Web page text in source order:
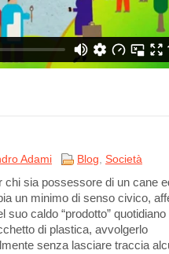
Adami Blog, Società
chi sia possessore di un cane
un minimo di senso civico,
suo caldo “prodotto”
di plastica, avvolgerlo
senza lasciare traccia